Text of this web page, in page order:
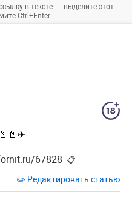
в тексте — выделите этот
Ctrl+Enter
📄 📄 ✈
67828 📋
✏️ Редактировать статью